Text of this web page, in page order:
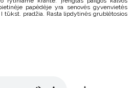
papėdėje yra senovės gyvenvietės
tūkst. pradžia. Rasta lipdytinės grublėtosios